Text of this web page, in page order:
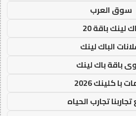
سوق العرب
لينك باقة 20
الباك لينك
باقة باك لينك
با كلينك 2026
تجارب الحياه